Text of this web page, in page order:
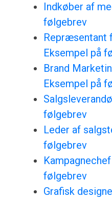
Indkøber af
følgebrev
Repræsentant
Eksempel på
Brand
Eksempel på
følgebrev
Leder af
følgebrev
følgebrev
Grafisk